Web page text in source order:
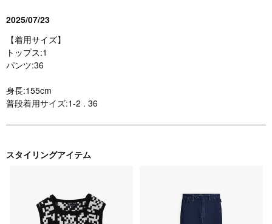
2025/07/23
【着用サイズ】
トップス:1
パンツ:36
身長:155cm
普段着用サイズ:1-2 . 36
スタイリングアイテム